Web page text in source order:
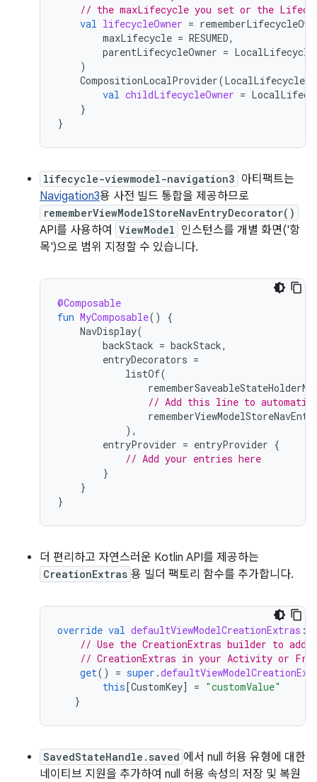
// the maxLifecycle you set or the
val lifecycleOwner =
maxLifecycle = RESUMED,
parentLifecycleOwner =
)
CompositionLocalProvider(
val childLifecycleOwner =
}
}
lifecycle-viewmodel-navigation3 아티팩트는
Navigation3용 사전 빌드 통합을 제공하므로
rememberViewModelStoreNavEntryDecorator()
API를 사용하여 ViewModel 인스턴스를 개별 화면('항
목')으로 범위 지정할 수 있습니다.
@Composable
fun MyComposable()
{
NavDisplay(
backStack = backStack,
entryDecorators =
listOf(
// Add this line to
),
entryProvider = entryProvider {
// Add your entries here
}
}
}
더 편리하고 자연스러운 Kotlin API를 제공하는
CreationExtras 용 빌더 팩토리 함수를 추가합니다.
override val defaultViewModelCreationExtras :
// Use the CreationExtras builder to add
// CreationExtras in your Activity or
get() = super .
this[CustomKey] = "customValue"
}
SavedStateHandle.saved 에서 null 허용 유형에 대한
네이티브 지원을 추가하여 null 허용 속성의 저장 및 복원